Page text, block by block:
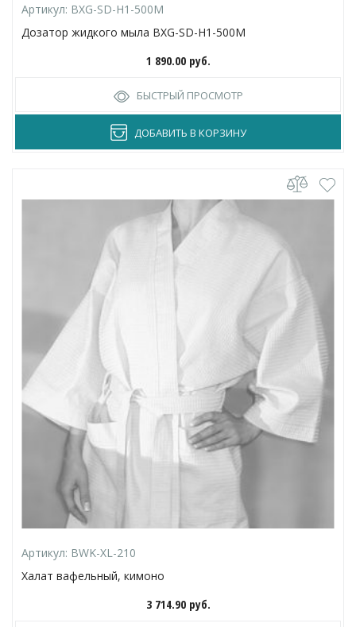
Артикул: BXG-SD-H1-500M
Дозатор жидкого мыла BXG-SD-H1-500М
1 890.00 руб.
БЫСТРЫЙ ПРОСМОТР
ДОБАВИТЬ В КОРЗИНУ
Артикул: BWK-XL-210
Халат вафельный, кимоно
3 714.90 руб.